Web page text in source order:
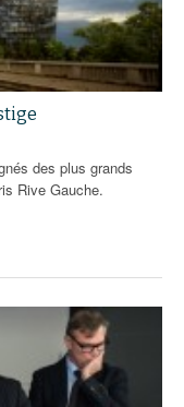
des plus grands
Rive Gauche.